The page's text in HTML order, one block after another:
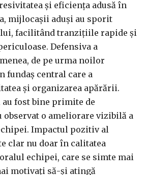
și eficiența adusă în
mijlocașii aduși au sporit
facilitând tranzițiile rapide și
Defensiva a
de pe urma noilor
fundaș central care a
și organizarea apărării.
fost bine primite de
observat o ameliorare vizibilă a
Impactul pozitiv al
clar nu doar în calitatea
echipei, care se simte mai
motivați să-și atingă